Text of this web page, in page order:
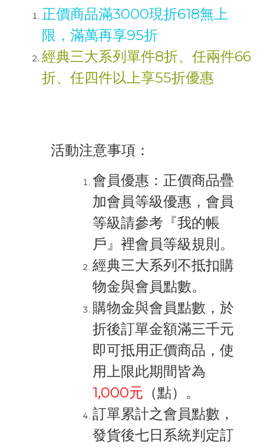
正價商品滿3000現折618無上
限，滿萬再享95折
經典三大系列單件8折、任兩件66
折、任四件以上享55折優惠
活動注意事項：
會員優惠：正價商品疊
加會員等級優惠，會員
等級請參考『我的帳
戶』裡會員等級規則。
經典三大系列不抵扣購
物金與會員點數。
購物金與會員點數，於
折後訂單金額滿三千元
即可抵用正價商品，使
用上限此期間皆為
1,000元 （點）。
訂單累計之會員點數，
發貨後七日系統判定訂